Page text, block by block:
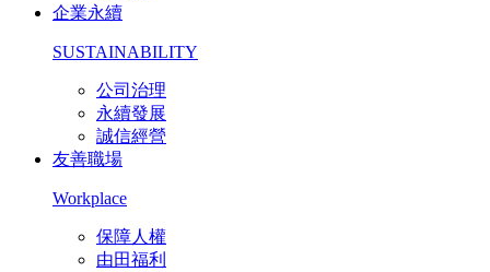
企業永續
SUSTAINABILITY
公司治理
永續發展
誠信經營
友善職場
Workplace
保障人權
由田福利